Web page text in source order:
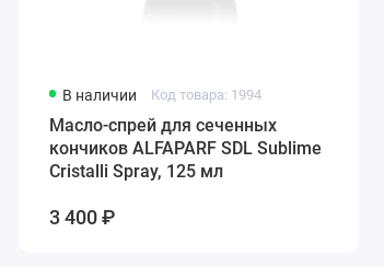
В наличии Код товара: 1994
Масло-спрей для сеченных
кончиков ALFAPARF SDL Sublime
Cristalli Spray, 125 мл
3 400 ₽